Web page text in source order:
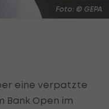
Foto: © GEPA
eine verpatzte
Bank Open im